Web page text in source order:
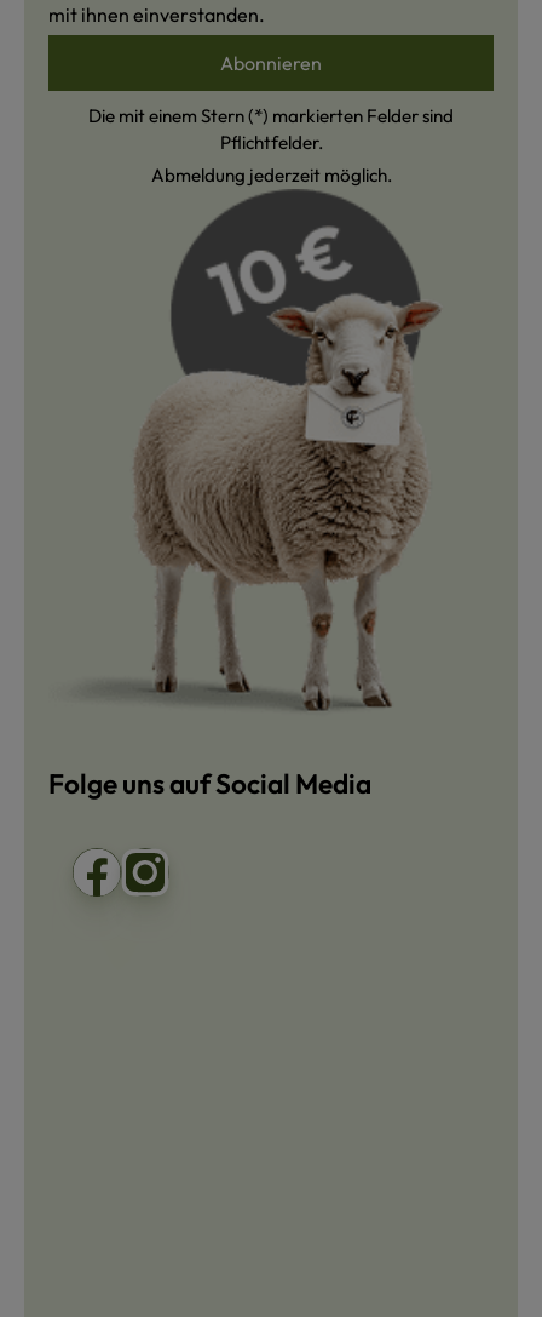
mit ihnen einverstanden.
Abonnieren
Die mit einem Stern (*) markierten Felder sind
Pflichtfelder.
Abmeldung jederzeit möglich.
Folge uns auf Social Media